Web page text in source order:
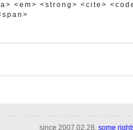
<em> <strong> <cite>
since 2007.02.28. some